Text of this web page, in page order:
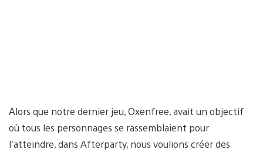
Alors que notre dernier jeu, Oxenfree, avait un objectif
où tous les personnages se rassemblaient pour
l’atteindre, dans Afterparty, nous voulions créer des